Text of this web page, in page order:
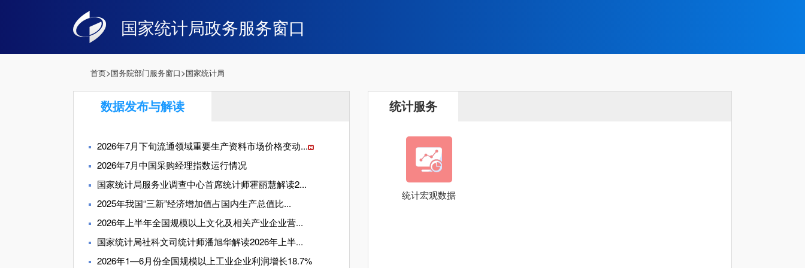
国家统计局政务服务窗口
首页>国务院部门服务窗口>国家统计局
数据发布与解读
2026年7月下旬流通领域重要生产资料市场价格变动...
2026年7月中国采购经理指数运行情况
国家统计局服务业调查中心首席统计师霍丽慧解读2...
2025年我国“三新”经济增加值占国内生产总值比...
2026年上半年全国规模以上文化及相关产业企业营...
国家统计局社科文司统计师潘旭华解读2026年上半...
2026年1—6月份全国规模以上工业企业利润增长18.7%
统计服务
统计宏观数据